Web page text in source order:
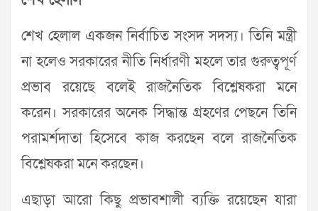
শেখ হেলাল একজন নির্বাচিত সংসদ সদস্য। তিনি মন্ত্রী
না হলেও সরকারের নীতি নির্ধারণী মহলে তার গুরুত্বপূর্ণ
প্রভাব রয়েছে বলেই রাজনৈতিক বিশ্লেষকরা মনে
করেন। সরকারের অনেক সিদ্ধান্ত গ্রহণের পেছনে তিনি
পরামর্শদাতা হিসেবে কাজ করছেন বলে রাজনৈতিক
বিশ্লেষকরা মনে করছেন।
এছাড়া আরো কিছু প্রভাবশালী ব্যক্তি রয়েছেন যারা